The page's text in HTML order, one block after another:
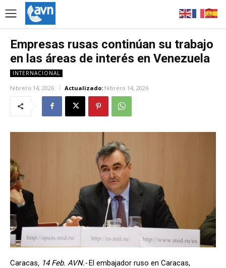
Empresas rusas continúan su trabajo
en las áreas de interés en Venezuela
INTERNACIONAL
febrero 14, 2026 Actualizado: febrero 14, 2026
Caracas, 14 Feb. AVN.-El embajador ruso en Caracas,